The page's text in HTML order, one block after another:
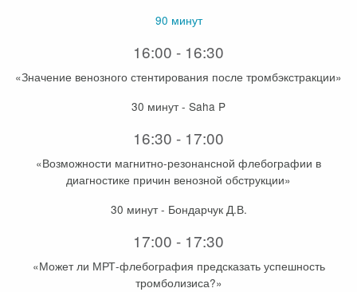
90 минут
16:00 - 16:30
«Значение венозного стентирования после тромбэкстракции»
30 минут - Saha P
16:30 - 17:00
«Возможности магнитно-резонансной флебографии в
диагностике причин венозной обструкции»
30 минут - Бондарчук Д.В.
17:00 - 17:30
«Может ли МРТ-флебография предсказать успешность
тромболизиса?»